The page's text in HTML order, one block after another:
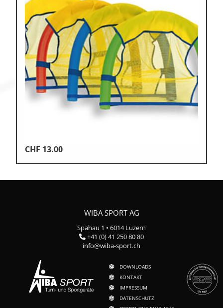
CHF 13.00
WIBA SPORT AG
Spahau 1 • 6014 Luzern
+41 (0) 41 250 80 80
info@wiba-sport.ch
DOWNLOADS
KONTAKT
IMPRESSUM
DATENSCHUTZ